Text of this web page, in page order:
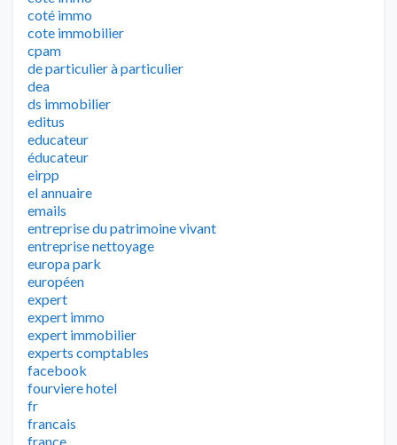
coté immo
cote immobilier
cpam
de particulier à particulier
dea
ds immobilier
editus
educateur
éducateur
eirpp
el annuaire
emails
entreprise du patrimoine vivant
entreprise nettoyage
europa park
européen
expert
expert immo
expert immobilier
experts comptables
facebook
fourviere hotel
fr
francais
france